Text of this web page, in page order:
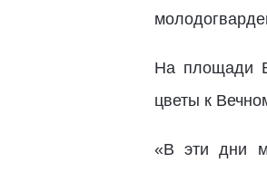
На площади
цветы к
«В эти дни